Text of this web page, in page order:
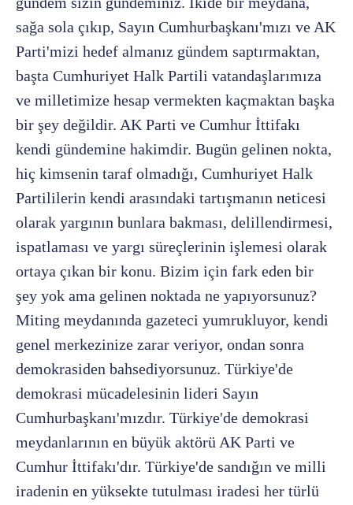
sağa sola çıkıp, Sayın Cumhurbaşkanı'mızı ve AK
Parti'mizi hedef almanız gündem saptırmaktan,
başta Cumhuriyet Halk Partili vatandaşlarımıza
ve milletimize hesap vermekten kaçmaktan başka
bir şey değildir. AK Parti ve Cumhur İttifakı
kendi gündemine hakimdir. Bugün gelinen nokta,
hiç kimsenin taraf olmadığı, Cumhuriyet Halk
Partililerin kendi arasındaki tartışmanın neticesi
olarak yargının bunlara bakması, delillendirmesi,
ispatlaması ve yargı süreçlerinin işlemesi olarak
ortaya çıkan bir konu. Bizim için fark eden bir
şey yok ama gelinen noktada ne yapıyorsunuz?
Miting meydanında gazeteci yumrukluyor, kendi
genel merkezinize zarar veriyor, ondan sonra
demokrasiden bahsediyorsunuz. Türkiye'de
demokrasi mücadelesinin lideri Sayın
Cumhurbaşkanı'mızdır. Türkiye'de demokrasi
meydanlarının en büyük aktörü AK Parti ve
Cumhur İttifakı'dır. Türkiye'de sandığın ve milli
iradenin en yüksekte tutulması iradesi her türlü